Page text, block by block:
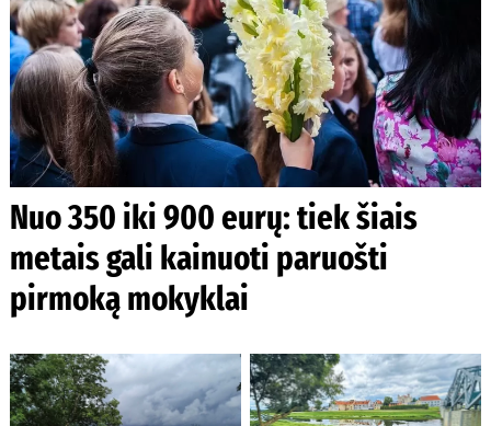
Nuo 350 iki 900 eurų: tiek šiais
metais gali kainuoti paruošti
pirmoką mokyklai